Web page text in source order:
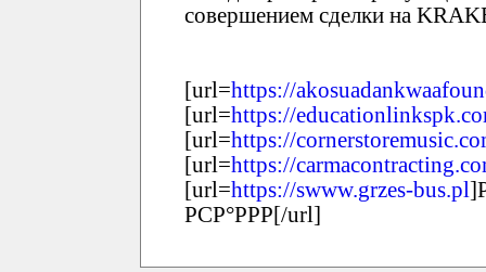
совершением сделки на
[url=https://
[url=https://
[url=https://
[url=https://
[url=https://swww.grzes-bus.pl
РСР°РРР[/url]